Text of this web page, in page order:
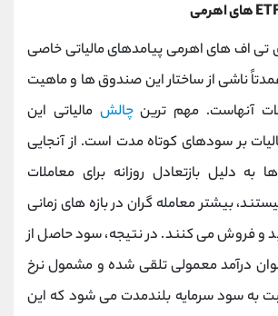
‌تی ‌اف ‌های اهرمی پیامدهای مالیاتی خاصی
ناشی از ساختار این صندوق ‌ها و ماهیت
آنهاست. مهم ترینچالش مالیاتی این
مالیات بر سودهای کوتاه‌ مدت است. از آنجایی
دلیل بازتعادل روزانه برای معاملات
بیشتر معامله ‌گران در بازه‌ های زمانی
و فروش می ‌کنند. در نتیجه، سود حاصل از
درآمد معمولی تلقی شده و مشمول نرخ
به سود سرمایه بلندمدت می‌ شود که این